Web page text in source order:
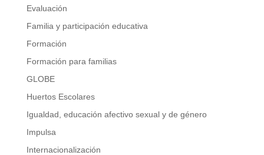
Evaluación
Familia y participación educativa
Formación
Formación para familias
GLOBE
Huertos Escolares
Igualdad, educación afectivo sexual y de género
Impulsa
Internacionalización